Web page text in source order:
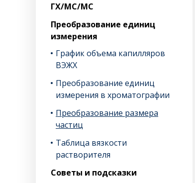
ГХ/МС/МС
Преобразование единиц
измерения
График объема капилляров
ВЭЖХ
Преобразование единиц
измерения в хроматографии
Преобразование размера
частиц
Таблица вязкости
растворителя
Советы и подсказки